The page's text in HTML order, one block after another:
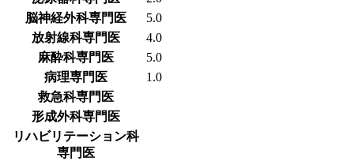
脳神経外科専門医
5.0
放射線科専門医
4.0
麻酔科専門医
5.0
病理専門医
1.0
救急科専門医
形成外科専門医
リハビリテーション科
専門医